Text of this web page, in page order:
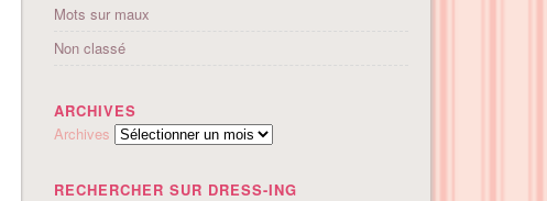
Mots sur maux
Non classé
ARCHIVES
Archives
RECHERCHER SUR DRESS-ING